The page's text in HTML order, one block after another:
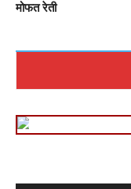
मोफत रेती